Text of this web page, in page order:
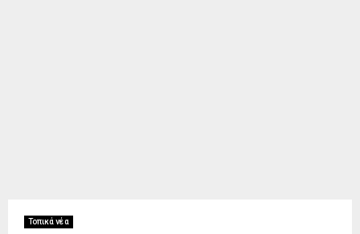
Τοπικά νέα